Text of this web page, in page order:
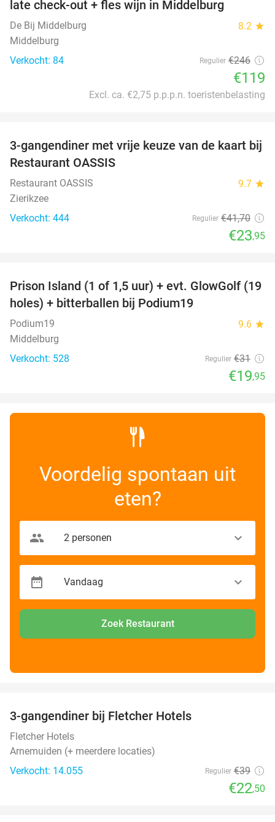
late check-out + fles wijn in Middelburg
De Bij Middelburg 8.2 star
Middelburg
Verkocht: 84
Regulier €246
€119
Excl. ca. €2,75 p.p.p.n. toeristenbelasting
43%
3-gangendiner met vrije keuze van de kaart bij
Restaurant OASSIS
Restaurant OASSIS 9.7 star
Zierikzee
Verkocht: 444
Regulier €41,70
€23,95
36%
Prison Island (1 of 1,5 uur) + evt. GlowGolf (19
holes) + bitterballen bij Podium19
Podium19 9.6 star
Middelburg
Verkocht: 528
Regulier €31
€19,95
Voordelig spontaan uit
eten?
Zoek Restaurant
3-gangendiner bij Fletcher Hotels
Fletcher Hotels
Arnemuiden (+ meerdere locaties)
Verkocht: 14.055
Regulier €39
€22,50